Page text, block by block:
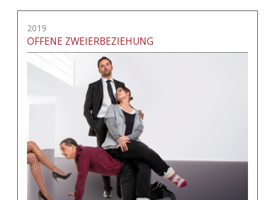
2019
OFFENE ZWEIERBEZIEHUNG